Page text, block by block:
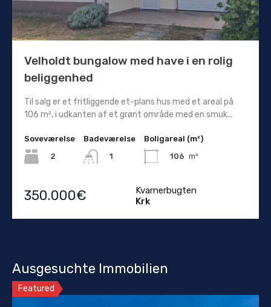
Velholdt bungalow med have i en rolig
beliggenhed
Til salg er et fritliggende et-plans hus med et areal på
106 m², i udkanten af ​​et grønt område med en smuk...
Soveværelse
2
Badeværelse
1
Boligareal (m²)
106 m²
350.000€
Kvarnerbugten
Krk
Ausgesuchte Immobilien
Featured